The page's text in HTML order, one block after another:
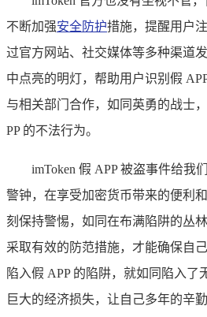
不断加强安全防护措施，提醒用户
过官方网站、社交媒体等多种渠道
中点亮的明灯，帮助用户识别假
与相关部门合作，如同英勇的战士
PP 的不法行为。
imToken 假 APP 被盗事件给我
警钟，在享受加密货币带来的便利
刻保持警惕，如同在布满陷阱的丛
采取有效的防范措施，才能确保自
陷入假 APP 的陷阱，就如同陷入了
巨大的经济损失，让自己多年的辛